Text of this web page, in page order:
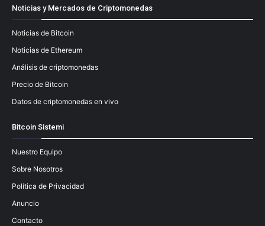
Noticias y Mercados de Criptomonedas
Noticias de Bitcoin
Noticias de Ethereum
Análisis de criptomonedas
Precio de Bitcoin
Datos de criptomonedas en vivo
Bitcoin Sistemi
Nuestro Equipo
Sobre Nosotros
Política de Privacidad
Anuncio
Contacto